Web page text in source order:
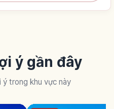
ý gần đây
trong khu vực này